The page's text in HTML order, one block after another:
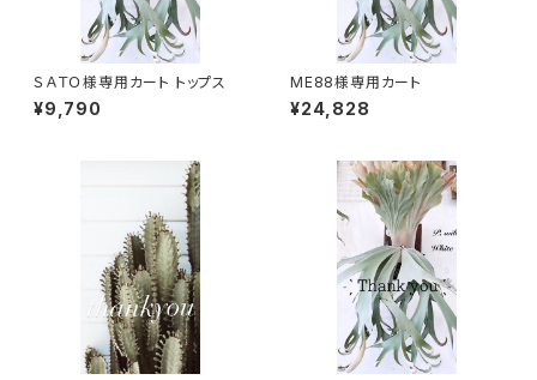
ＳＡＴＯ様専用カート トップス
¥9,790
ME88様専用カート
¥24,828